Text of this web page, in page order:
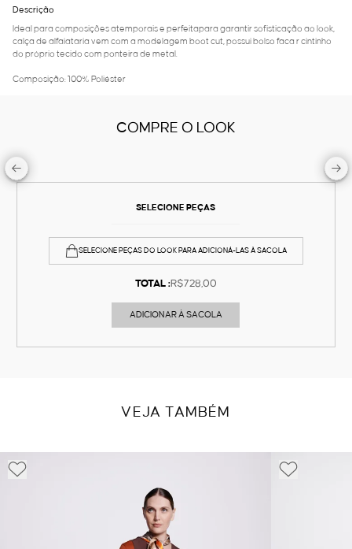
Descrição
Ideal para composições atemporais e perfeitapara garantir sofisticação ao look,
calça de alfaiataria vem com a modelagem boot cut, possui bolso faca r cintinho
do próprio tecido com ponteira de metal.
Composição: 100% Poliéster
COMPRE O LOOK
SELECIONE PEÇAS
SELECIONE PEÇAS DO LOOK PARA ADICIONÁ-LAS À SACOLA
TOTAL :R$728,00
ADICIONAR À SACOLA
VEJA TAMBÉM